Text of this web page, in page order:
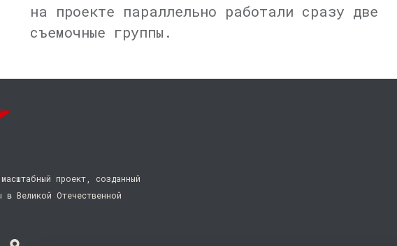
на проекте параллельно работали сразу две
съемочные группы.
проект, созданный
Великой Отечественной